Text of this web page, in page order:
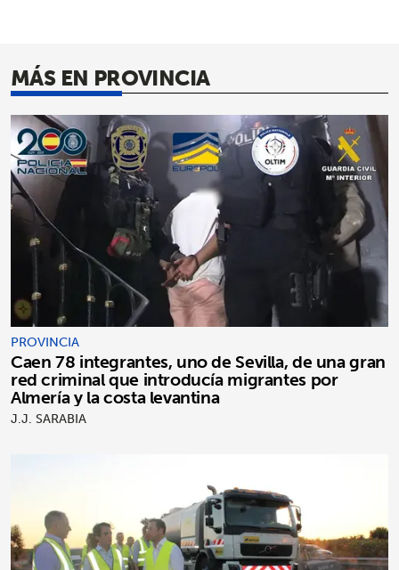
MÁS EN PROVINCIA
PROVINCIA
Caen 78 integrantes, uno de Sevilla, de una gran
red criminal que introducía migrantes por
Almería y la costa levantina
J.J. SARABIA